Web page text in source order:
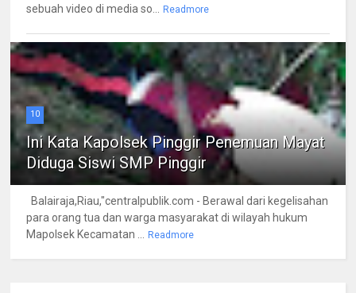
sebuah video di media so...
Readmore
10
Ini Kata Kapolsek Pinggir Penemuan Mayat
Diduga Siswi SMP Pinggir
Balairaja,Riau,"centralpublik.com - Berawal dari kegelisahan
para orang tua dan warga masyarakat di wilayah hukum
Mapolsek Kecamatan ...
Readmore